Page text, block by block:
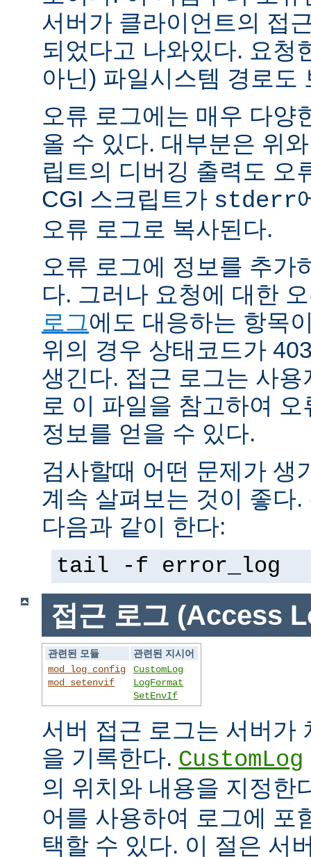
서버가 클라이언트의 접
되었다고 나와있다. 요청
아닌) 파일시스템 경로도
오류 로그에는 매우 다양
올 수 있다. 대부분은 위
립트의 디버깅 출력도 오
CGI 스크립트가 stderr
오류 로그로 복사된다.
오류 로그에 정보를 추가
다. 그러나 요청에 대한
로그에도 대응하는 항목
위의 경우 상태코드가
생긴다. 접근 로그는 사
로 이 파일을 참고하여
정보를 얻을 수 있다.
검사할때 어떤 문제가 생
계속 살펴보는 것이 좋다
다음과 같이 한다:
tail -f error_log
접근 로그 (Access
관련된 모듈
관련된 지시어
mod_log_config
mod_setenvif
CustomLog
LogFormat
SetEnvIf
서버 접근 로그는 서버가
을 기록한다. CustomLog
의 위치와 내용을 지정한
어를 사용하여 로그에 포
택할 수 있다. 이 절은 서